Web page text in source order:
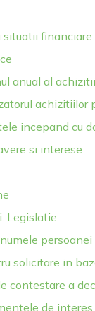
situatii financiare
anual al
achizitiilor
incepand cu
si interese
Legislatie
solicitare in
contestare a
de